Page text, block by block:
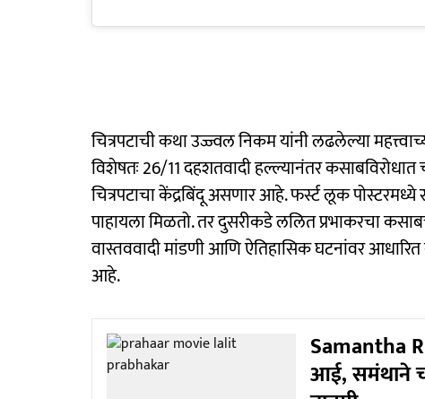
चित्रपटाची कथा उज्ज्वल निकम यांनी लढलेल्या
विशेषतः 26/11 दहशतवादी हल्ल्यानंतर
चित्रपटाचा केंद्रबिंदू असणार आहे. फर्स्ट लूक
पाहायला मिळतो. तर दुसरीकडे ललित प्रभाकरचा
वास्तववादी मांडणी आणि ऐतिहासिक घटनांवर
आहे.
Samantha
आई, समंथाने